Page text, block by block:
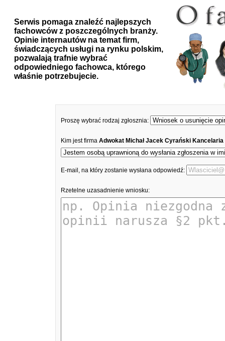
Serwis pomaga znaleźć najlepszych
fachowców z poszczególnych branży.
Opinie internautów na temat firm,
świadczących usługi na rynku polskim,
pozwalają trafnie wybrać
odpowiedniego fachowca, którego
właśnie potrzebujecie.
Proszę wybrać rodzaj zgłosznia:
Kim jest firma Adwokat Michał Jacek Cyrański
E-mail, na który zostanie wysłana odpowiedź:
Rzetelne uzasadnienie wniosku: